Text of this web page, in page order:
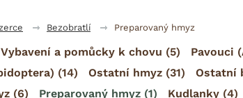
Bezobratlí Preparovaný hmyz
Vybavení a pomůcky k chovu (5) Pavouci
(14) Ostatní hmyz (31) Ostatní
(6) Preparovaný hmyz (1) Kudlanky (4)